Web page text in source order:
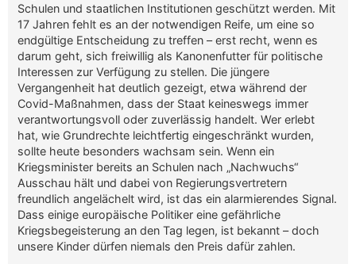
Schulen und staatlichen Institutionen geschützt werden. Mit
17 Jahren fehlt es an der notwendigen Reife, um eine so
endgültige Entscheidung zu treffen – erst recht, wenn es
darum geht, sich freiwillig als Kanonenfutter für politische
Interessen zur Verfügung zu stellen. Die jüngere
Vergangenheit hat deutlich gezeigt, etwa während der
Covid-Maßnahmen, dass der Staat keineswegs immer
verantwortungsvoll oder zuverlässig handelt. Wer erlebt
hat, wie Grundrechte leichtfertig eingeschränkt wurden,
sollte heute besonders wachsam sein. Wenn ein
Kriegsminister bereits an Schulen nach „Nachwuchs“
Ausschau hält und dabei von Regierungsvertretern
freundlich angelächelt wird, ist das ein alarmierendes Signal.
Dass einige europäische Politiker eine gefährliche
Kriegsbegeisterung an den Tag legen, ist bekannt – doch
unsere Kinder dürfen niemals den Preis dafür zahlen.